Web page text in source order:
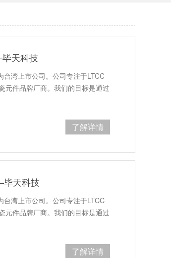
天科技
湾上市公司。公司专注于LTCC
元件品牌厂商。我们的目标是通过
了解详情
天科技
湾上市公司。公司专注于LTCC
元件品牌厂商。我们的目标是通过
了解详情